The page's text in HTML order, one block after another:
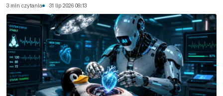
3 min czytania 31 lip 2026 08:13